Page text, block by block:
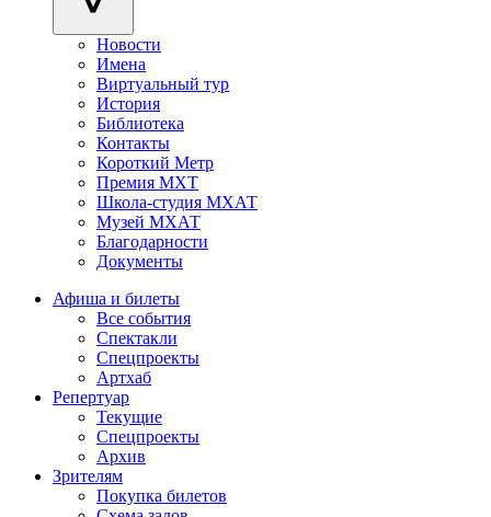
Новости
Имена
Виртуальный тур
История
Библиотека
Контакты
Короткий Метр
Премия МХТ
Школа-студия МХАТ
Музей МХАТ
Благодарности
Документы
Афиша и билеты
Все события
Спектакли
Спецпроекты
Артхаб
Репертуар
Текущие
Спецпроекты
Архив
Зрителям
Покупка билетов